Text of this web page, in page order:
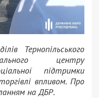
Тернопільського
центру
підтримки
впливом. Про
на ДБР.